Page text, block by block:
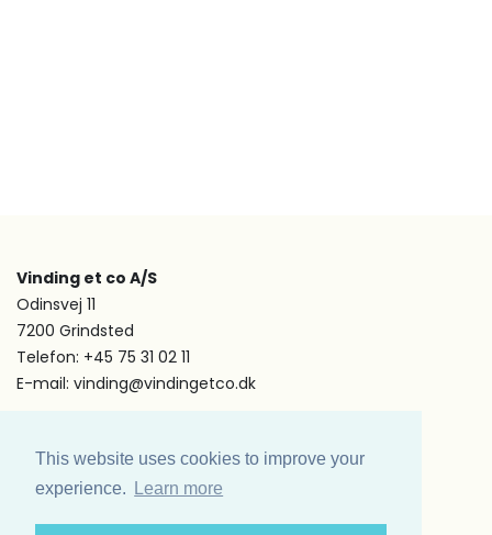
This website uses cookies to improve your
experience.
Learn more
Vinding et co A/S
Odinsvej 11
7200 Grindsted
Telefon: +45 75 31 02 11
E-mail: vinding@vindingetco.dk
Fakta om lys
Fakta om servietter